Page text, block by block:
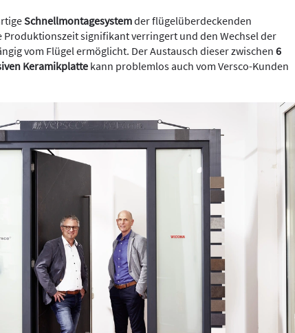
Schnellmontagesystemder flügelüberdeckenden
Produktionszeit signifikant verringert und den Wechsel der
vom Flügel ermöglicht. Der Austausch dieser zwischen 6
Keramikplatte kann problemlos auch vom Versco-Kunden